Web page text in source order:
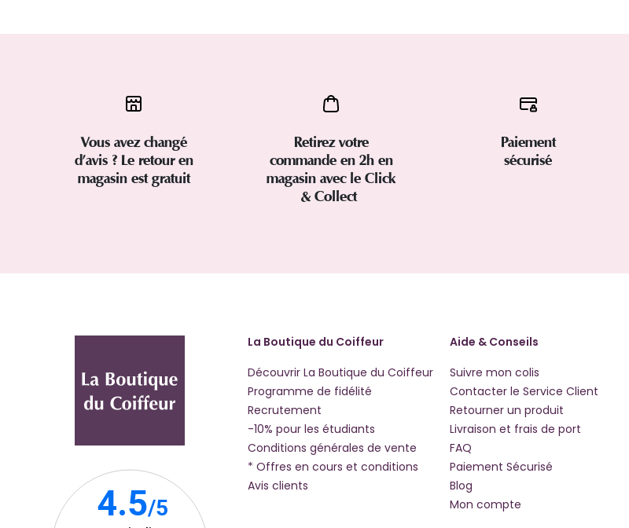
Vous avez changé
d’avis ? Le retour en
magasin est gratuit
Retirez votre
commande en 2h en
magasin avec le Click
& Collect
Paiement
sécurisé
La Boutique du Coiffeur
Découvrir La Boutique du Coiffeur
Programme de fidélité
Recrutement
-10% pour les étudiants
Conditions générales de vente
* Offres en cours et conditions
Avis clients
Aide & Conseils
Suivre mon colis
Contacter le Service Client
Retourner un produit
Livraison et frais de port
FAQ
Paiement Sécurisé
Blog
Mon compte